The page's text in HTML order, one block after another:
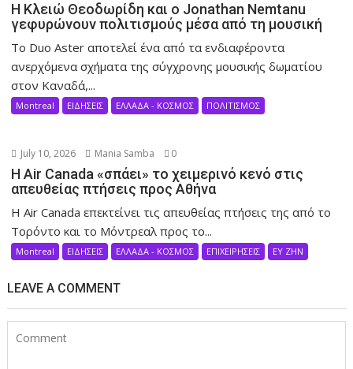
Η Κλειώ Θεοδωρίδη και ο Jonathan Nemtanu
γεφυρώνουν πολιτισμούς μέσα από τη μουσική
Το Duo Aster αποτελεί ένα από τα ενδιαφέροντα
ανερχόμενα σχήματα της σύγχρονης μουσικής δωματίου
στον Καναδά,...
Montreal ΕΙΔΗΣΕΙΣ ΕΛΛΑΔΑ - ΚΟΣΜΟΣ ΠΟΛΙΤΙΣΜΟΣ
July 10, 2026 Mania Samba 0
Η Air Canada «σπάει» το χειμερινό κενό στις
απευθείας πτήσεις προς Αθήνα
Η Air Canada επεκτείνει τις απευθείας πτήσεις της από το
Τορόντο και το Μόντρεαλ προς το...
Montreal ΕΙΔΗΣΕΙΣ ΕΛΛΑΔΑ - ΚΟΣΜΟΣ ΕΠΙΧΕΙΡΗΣΕΙΣ ΕΥ ΖΗΝ
LEAVE A COMMENT